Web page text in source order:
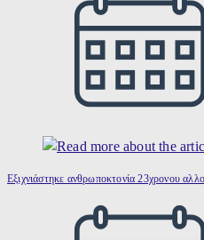
Εξιχνιάστηκε ανθρωποκτονία 23χρονου